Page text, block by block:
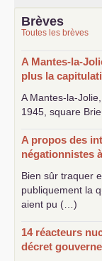
Brèves
Toutes les brèves
A Mantes-la-
plus la
A Mantes-la-
1945, square
A propos des
négationnistes
Bien sûr traquer
publiquement la
aient pu (…)
14 réacteurs
décret